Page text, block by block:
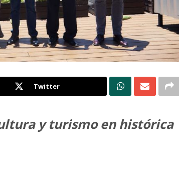
Twitter
y turismo en histórica